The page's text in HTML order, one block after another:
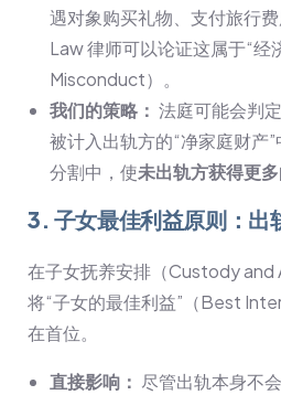
遇对象购买礼物、支付旅行
Law 律师可以论证这属于“经
Misconduct）。
我们的策略： 法庭可能会判
被计入出轨方的“净家庭财产
分割中，使未出轨方获得更
3. 子女最佳利益原则：出
在子女抚养安排（Custody and
将“子女的最佳利益”（Best
在首位。
直接影响： 尽管出轨本身不